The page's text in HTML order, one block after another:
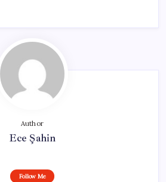
Author
Ece Şahin
Follow Me